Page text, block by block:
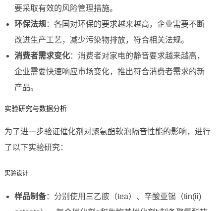
要采取有效的风险管理措施。
环保法规：各国对环保的要求越来越高，企业需要不断
改进生产工艺，减少污染物排放，符合相关法规。
消费者需求变化：消费者对家电的静音要求越来越高，
企业需要快速响应市场变化，推出符合消费者需求的新
产品。
实验研究与数据分析
为了进一步验证催化剂对聚氨酯软泡隔音性能的影响，进行
了以下实验研究：
实验设计
样品制备：分别使用三乙胺（tea）、辛酸亚锡（tin(ii)